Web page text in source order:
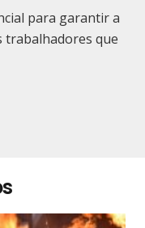
para garantir a
trabalhadores que